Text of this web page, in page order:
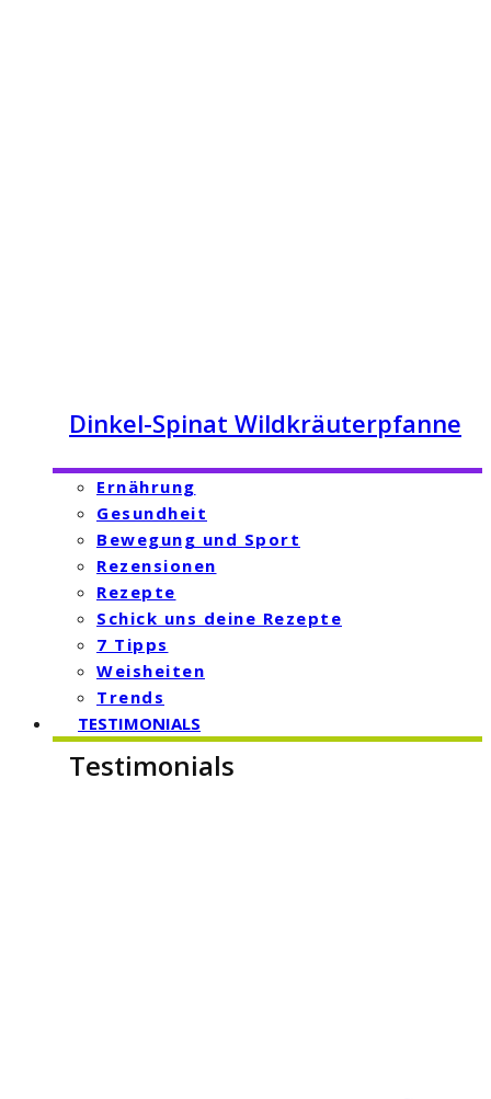
Dinkel-Spinat Wildkräuterpfanne
Ernährung
Gesundheit
Bewegung und Sport
Rezensionen
Rezepte
Schick uns deine Rezepte
7 Tipps
Weisheiten
Trends
TESTIMONIALS
Testimonials